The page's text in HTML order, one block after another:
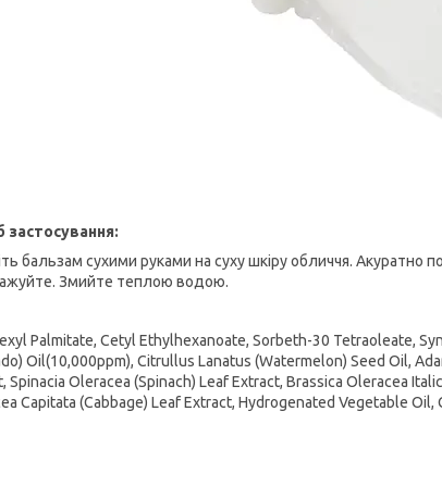
застосування:
бальзам сухими руками на суху шкіру обличчя.
Змийте теплою водою.
Palmitate, Cetyl Ethylhexanoate, Sorbeth-30 Tetraoleate,
Oil(10,000ppm), Citrullus Lanatus (Watermelon) Seed Oil,
Spinacia Oleracea (Spinach) Leaf Extract, Brassica Oleracea
Capitata (Cabbage) Leaf Extract, Hydrogenated Vegetable